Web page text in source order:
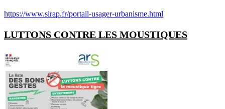
https://www.sirap.fr/portail-usager-urbanisme.html
LUTTONS CONTRE LES MOUSTIQUES